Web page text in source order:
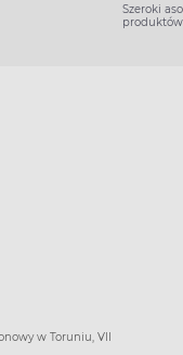
Szeroki
produktów
w Toruniu, VII